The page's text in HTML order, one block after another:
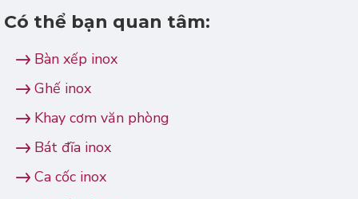
Có thể bạn quan tâm:
Bàn xếp inox
Ghế inox
Khay cơm văn phòng
Bát đĩa inox
Ca cốc inox